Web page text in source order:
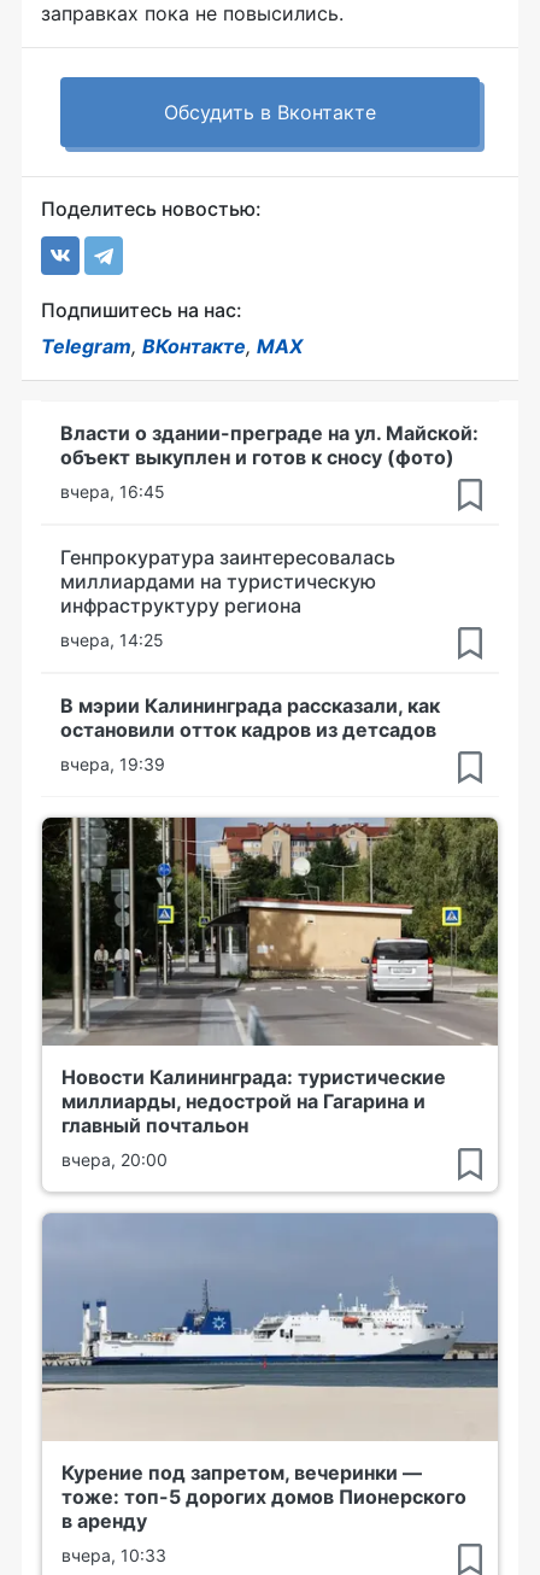
заправках пока не повысились.
Обсудить в Вконтакте
Поделитесь новостью:
Подпишитесь на нас:
Telegram, ВКонтакте, MAX
Власти о здании-преграде на ул. Майской:
объект выкуплен и готов к сносу (фото)
вчера, 16:45
Генпрокуратура заинтересовалась
миллиардами на туристическую
инфраструктуру региона
вчера, 14:25
В мэрии Калининграда рассказали, как
остановили отток кадров из детсадов
вчера, 19:39
Новости Калининграда: туристические
миллиарды, недострой на Гагарина и
главный почтальон
вчера, 20:00
Курение под запретом, вечеринки —
тоже: топ-5 дорогих домов Пионерского
в аренду
вчера, 10:33